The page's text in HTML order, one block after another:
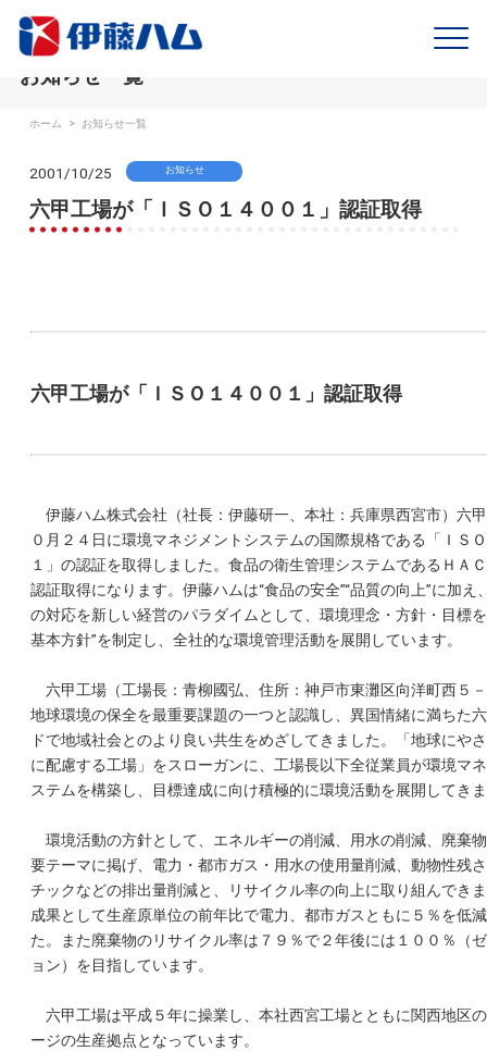
お知らせ一覧
ホーム > お知らせ一覧
2001/10/25 お知らせ
六甲工場が「ＩＳＯ１４００１」認証取得
六甲工場が「ＩＳＯ１４００１」認証取得
伊藤ハム株式会社（社長：伊藤研一、本社：兵庫県西宮市）六
０月２４日に環境マネジメントシステムの国際規格である「ＩＳ
１」の認証を取得しました。食品の衛生管理システムであるＨＡ
認証取得になります。伊藤ハムは“食品の安全”“品質の向上”に加え
の対応を新しい経営のパラダイムとして、環境理念・方針・目標
基本方針”を制定し、全社的な環境管理活動を展開しています。
六甲工場（工場長：青柳國弘、住所：神戸市東灘区向洋町西５
地球環境の保全を最重要課題の一つと認識し、異国情緒に満ちた
ドで地域社会とのより良い共生をめざしてきました。「地球にや
に配慮する工場」をスローガンに、工場長以下全従業員が環境マ
ステムを構築し、目標達成に向け積極的に環境活動を展開してき
環境活動の方針として、エネルギーの削減、用水の削減、廃棄
要テーマに掲げ、電力・都市ガス・用水の使用量削減、動物性残
チックなどの排出量削減と、リサイクル率の向上に取り組んでき
成果として生産原単位の前年比で電力、都市ガスともに５％を低
た。また廃棄物のリサイクル率は７９％で２年後には１００％（
ョン）を目指しています。
六甲工場は平成５年に操業し、本社西宮工場とともに関西地区
ージの生産拠点となっています。